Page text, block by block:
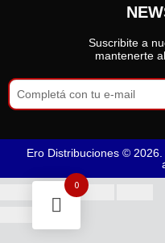
Suscribite a
mantenerte
Ero Distribuciones ©
0